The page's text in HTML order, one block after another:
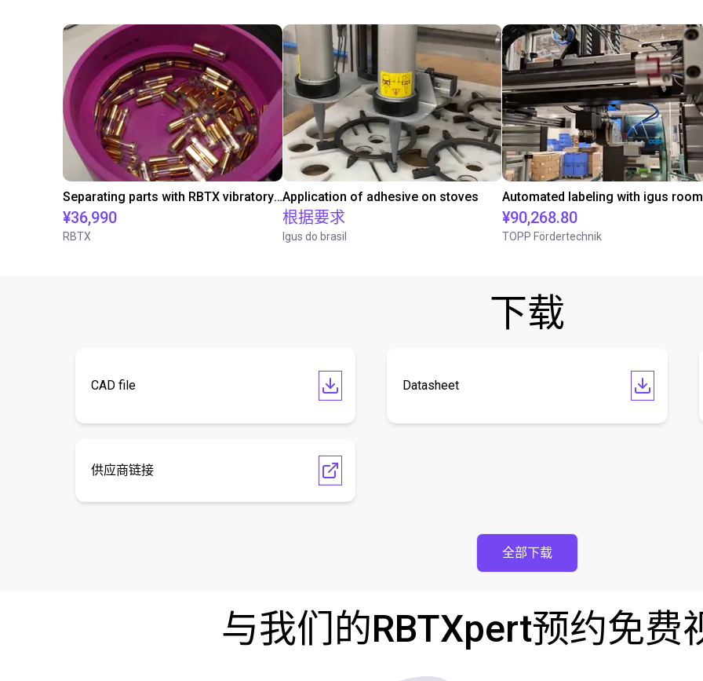
Separating parts with RBTX vibratory feeder
¥36,990
RBTX
Application of adhesive on stoves
根据要求
Igus do brasil
¥90,268.80
TOPP Fördertechnik
下载
CAD file Datasheet
供应商链接
全部下载
与我们的RBTXpert预约免费